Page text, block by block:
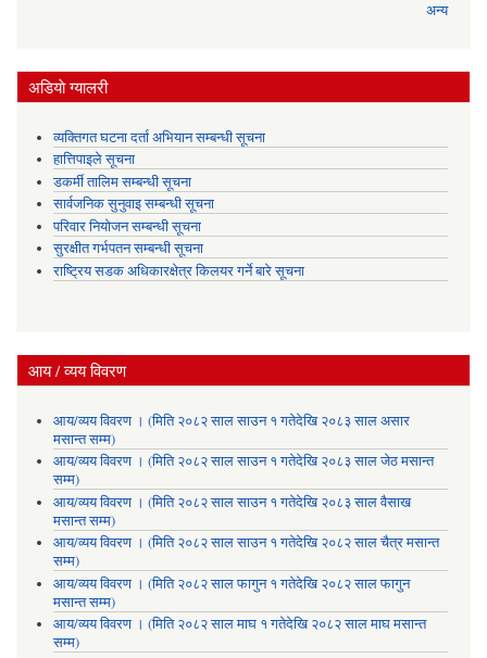
अन्य
अडियाे ग्यालरी
व्यक्तिगत घटना दर्ता अभियान सम्बन्धी सूचना
हात्तिपाइले सूचना
डकर्मी तालिम सम्बन्धी सूचना
सार्वजनिक सुनुवाइ सम्बन्धी सूचना
परिवार नियोजन सम्बन्धी सूचना
सुरक्षीत गर्भपतन सम्बन्धी सूचना
राष्ट्रिय सडक अधिकारक्षेत्र किलयर गर्ने बारे सूचना
आय / व्यय विवरण
आय/व्यय विवरण । (मिति २०८२ साल साउन १ गतेदेखि २०८३ साल असार
मसान्त सम्म)
आय/व्यय विवरण । (मिति २०८२ साल साउन १ गतेदेखि २०८३ साल जेठ मसान्त
सम्म)
आय/व्यय विवरण । (मिति २०८२ साल साउन १ गतेदेखि २०८३ साल वैसाख
मसान्त सम्म)
आय/व्यय विवरण । (मिति २०८२ साल साउन १ गतेदेखि २०८२ साल चैत्र मसान्त
सम्म)
आय/व्यय विवरण । (मिति २०८२ साल फागुन १ गतेदेखि २०८२ साल फागुन
मसान्त सम्म)
आय/व्यय विवरण । (मिति २०८२ साल माघ १ गतेदेखि २०८२ साल माघ मसान्त
सम्म)